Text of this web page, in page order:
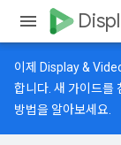
이제 Display &
합니다. 새 가이드를
방법을 알아보세요.